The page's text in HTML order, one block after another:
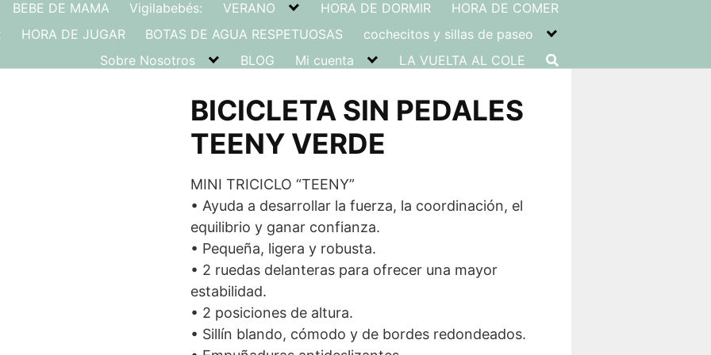
BEBE DE MAMA Vigilabebés: VERANO HORA DE DORMIR
HORA DE COMER
HORA DE JUGAR BOTAS DE AGUA RESPETUOSAS
cochecitos y sillas de paseo
Sobre Nosotros
BLOG Mi cuenta LA VUELTA AL COLE
BICICLETA SIN PEDALES
TEENY VERDE
MINI TRICICLO “TEENY”
• Ayuda a desarrollar la fuerza, la coordinación, el
equilibrio y ganar confianza.
• Pequeña, ligera y robusta.
• 2 ruedas delanteras para ofrecer una mayor
estabilidad.
• 2 posiciones de altura.
• Sillín blando, cómodo y de bordes redondeados.